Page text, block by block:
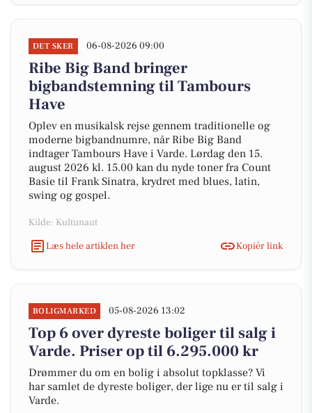
DET SKER 06-08-2026 09:00
Ribe Big Band bringer
bigbandstemning til Tambours
Have
Oplev en musikalsk rejse gennem traditionelle og
moderne bigbandnumre, når Ribe Big Band
indtager Tambours Have i Varde. Lørdag den 15.
august 2026 kl. 15.00 kan du nyde toner fra Count
Basie til Frank Sinatra, krydret med blues, latin,
swing og gospel.
Kilde: Kultunaut
Læs hele artiklen her
Kopiér link
BOLIGMARKED 05-08-2026 13:02
Top 6 over dyreste boliger til salg i
Varde. Priser op til 6.295.000 kr
Drømmer du om en bolig i absolut topklasse? Vi
har samlet de dyreste boliger, der lige nu er til salg i
Varde.